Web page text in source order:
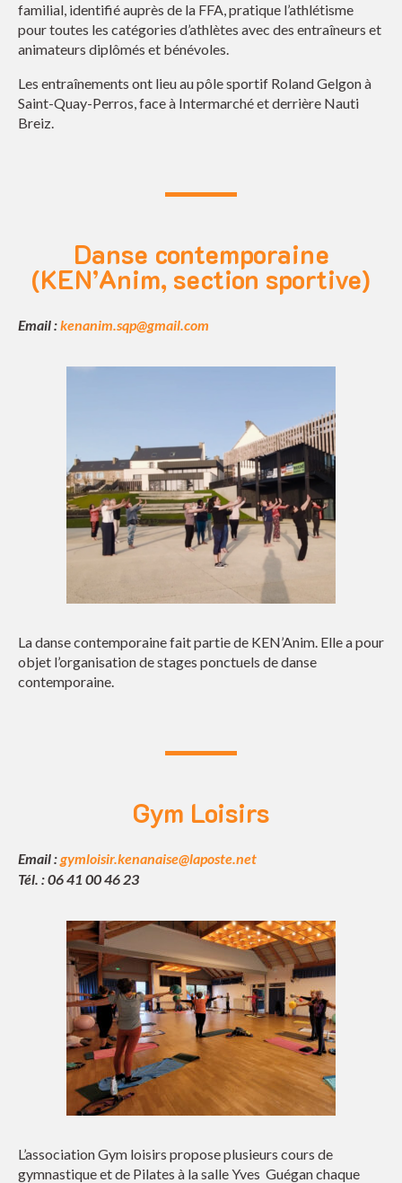
familial, identifié auprès de la FFA, pratique l’athlétisme
pour toutes les catégories d’athlètes avec des entraîneurs et
animateurs diplômés et bénévoles.
Les entraînements ont lieu au pôle sportif Roland Gelgon à
Saint-Quay-Perros, face à Intermarché et derrière Nauti
Breiz.
Danse contemporaine
(KEN’Anim, section sportive)
Email :kenanim.sqp@gmail.com
La danse contemporaine fait partie de KEN’Anim. Elle a pour
objet l’organisation de stages ponctuels de danse
contemporaine.
Gym Loisirs
Email :gymloisir.kenanaise@laposte.net
Tél. : 06 41 00 46 23
L’association Gym loisirs propose plusieurs cours de
gymnastique et de Pilates à la salle Yves Guégan chaque